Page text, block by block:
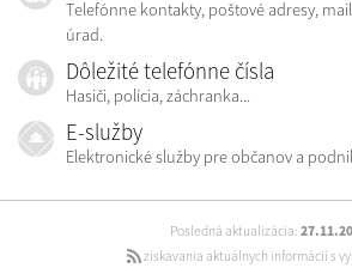
Telefónne kontakty, poštové adresy,
úrad.
Dôležité telefónne čísla
Hasiči, polícia, záchranka...
E-služby
Elektronické služby pre občanov a
Posledná aktualizácia:
získavania aktuálnych informácií s